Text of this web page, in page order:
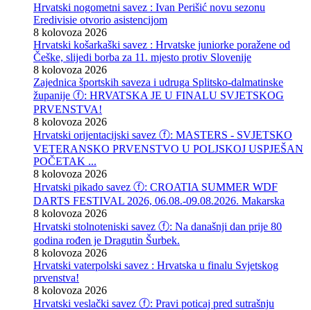
Hrvatski nogometni savez : Ivan Perišić novu sezonu
Eredivisie otvorio asistencijom
8 kolovoza 2026
Hrvatski košarkaški savez : Hrvatske juniorke poražene od
Češke, slijedi borba za 11. mjesto protiv Slovenije
8 kolovoza 2026
Zajednica športskih saveza i udruga Splitsko-dalmatinske
županije ⓕ: HRVATSKA JE U FINALU SVJETSKOG
PRVENSTVA!
8 kolovoza 2026
Hrvatski orijentacijski savez ⓕ: MASTERS - SVJETSKO
VETERANSKO PRVENSTVO U POLJSKOJ USPJEŠAN
POČETAK ...
8 kolovoza 2026
Hrvatski pikado savez ⓕ: CROATIA SUMMER WDF
DARTS FESTIVAL 2026, 06.08.-09.08.2026. Makarska
8 kolovoza 2026
Hrvatski stolnoteniski savez ⓕ: Na današnji dan prije 80
godina rođen je Dragutin Šurbek.
8 kolovoza 2026
Hrvatski vaterpolski savez : Hrvatska u finalu Svjetskog
prvenstva!
8 kolovoza 2026
Hrvatski veslački savez ⓕ: Pravi poticaj pred sutrašnju